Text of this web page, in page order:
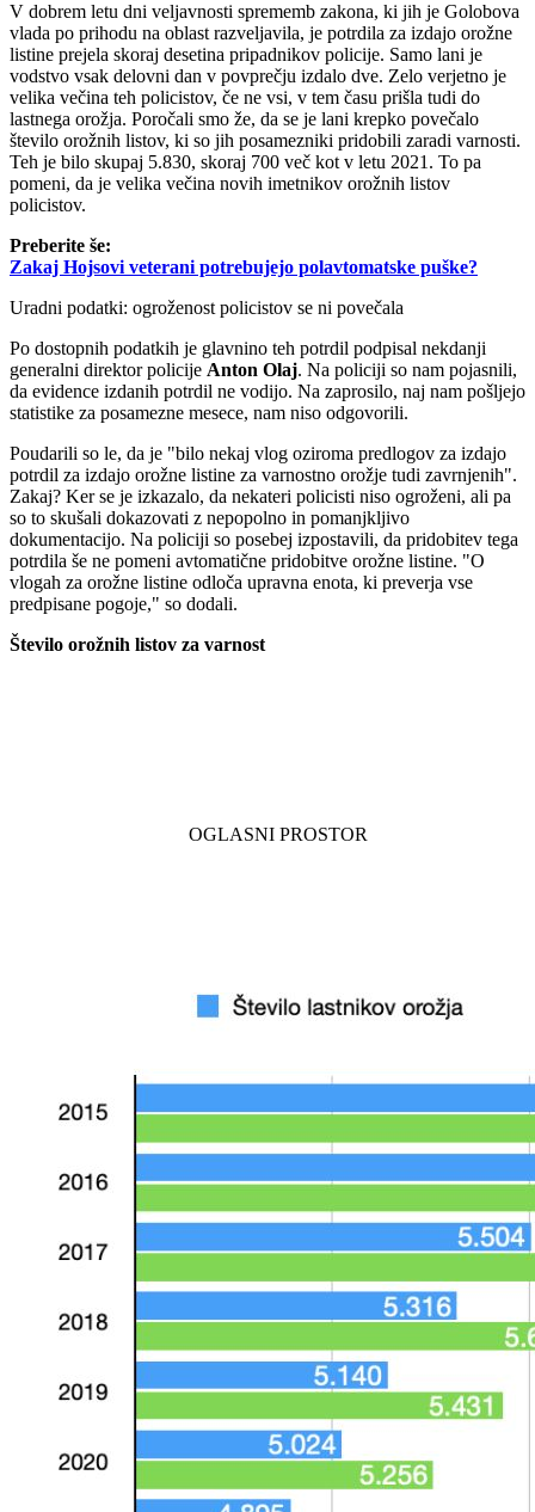
V dobrem letu dni veljavnosti sprememb zakona, ki jih je Golobova
vlada po prihodu na oblast razveljavila, je potrdila za izdajo orožne
listine prejela skoraj desetina pripadnikov policije. Samo lani je
vodstvo vsak delovni dan v povprečju izdalo dve. Zelo verjetno je
velika večina teh policistov, če ne vsi, v tem času prišla tudi do
lastnega orožja. Poročali smo že, da se je lani krepko povečalo
število orožnih listov, ki so jih posamezniki pridobili zaradi varnosti.
Teh je bilo skupaj 5.830, skoraj 700 več kot v letu 2021. To pa
pomeni, da je velika večina novih imetnikov orožnih listov
policistov.
Preberite še:
Zakaj Hojsovi veterani potrebujejo polavtomatske puške?
Uradni podatki: ogroženost policistov se ni povečala
Po dostopnih podatkih je glavnino teh potrdil podpisal nekdanji
generalni direktor policije Anton Olaj. Na policiji so nam pojasnili,
da evidence izdanih potrdil ne vodijo. Na zaprosilo, naj nam pošljejo
statistike za posamezne mesece, nam niso odgovorili.
Poudarili so le, da je "bilo nekaj vlog oziroma predlogov za izdajo
potrdil za izdajo orožne listine za varnostno orožje tudi zavrnjenih".
Zakaj? Ker se je izkazalo, da nekateri policisti niso ogroženi, ali pa
so to skušali dokazovati z nepopolno in pomanjkljivo
dokumentacijo. Na policiji so posebej izpostavili, da pridobitev tega
potrdila še ne pomeni avtomatične pridobitve orožne listine. "O
vlogah za orožne listine odloča upravna enota, ki preverja vse
predpisane pogoje," so dodali.
Število orožnih listov za varnost